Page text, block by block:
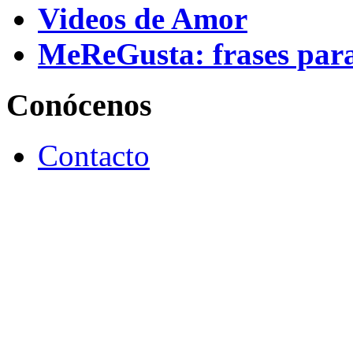
Videos de Amor
MeReGusta: frases
Conócenos
Contacto